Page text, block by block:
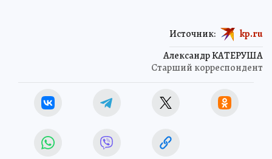
Александр КАТЕРУША
Старший корреспондент
Источник: kp.ru